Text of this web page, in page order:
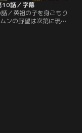
10話／字幕
／英祖の子を身ごもり
ンの野望は次第に現実
周囲は英祖のちょう愛
が男児を生むことを恐
を打ち明け、意見を問
も疑い始める。